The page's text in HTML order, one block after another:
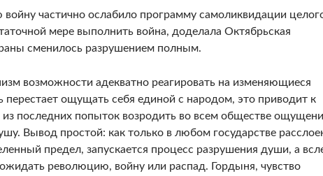
частично ослабило программу самоликвидации
мере выполнить война, доделала Октябрьская
смени­лось разрушением полным.
воз­можности адекватно реагировать на изменяющие­ся
переста­ет ощущать себя единой с народом, это приводит к
из послед­них попыток возродить во всем обществе
Вывод простой: как только в любом государстве
предел, запускается процесс разрушения души, а
революцию, войну или распад. Горды­ня, чувство